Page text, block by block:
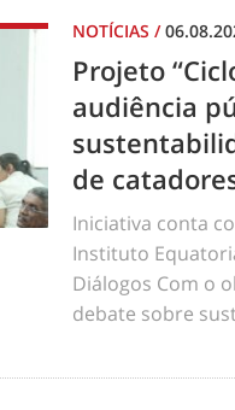
NOTÍCIAS /
Projeto
audiência
de
Iniciativa conta
Instituto
Diálogos Com o
debate sobre